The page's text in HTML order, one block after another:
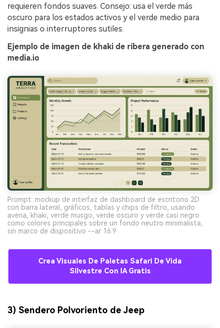
requieren fondos suaves. Consejo: usa el verde más
oscuro para los estados activos y el verde medio para
insignias o interruptores sutiles.
Ejemplo de imagen de khaki de ribera generado con
media.io
Prompt: mockup de interfaz de dashboard de escritorio 2D
con barra lateral, gráficos, tablas y chips de filtro, usando
avena, khaki, verde musgo, verde oscuro y verde casi negro
como colores principales sobre un fondo neutro minimalista,
sin marco de dispositivo --ar 16:9
Crea Visuales De Paletas Safari De Vida
Silvestre Con IA Gratis
3) Sendero Polvoriento de Jeep